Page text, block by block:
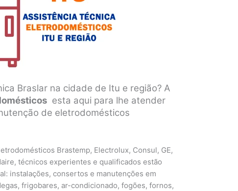
Braslar na cidade de Itu e região? A
esta aqui para lhe atender
de eletrodomésticos
Brastemp, Electrolux, Consul, GE,
técnicos experientes e qualificados estão
instalações, consertos e manutenções em
frigobares, ar-condicionado, fogões, fornos,